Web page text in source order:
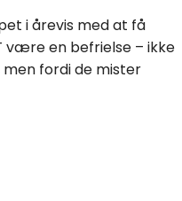
i årevis med at få
være en befrielse – ikke
fordi de mister